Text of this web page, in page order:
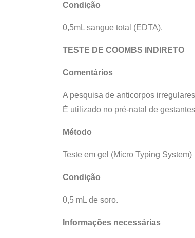
Condição
0,5mL sangue total (EDTA).
TESTE DE COOMBS INDIRETO
Comentários
A pesquisa de anticorpos
É utilizado no pré-natal de
Método
Teste em gel (Micro Typing System)
Condição
0,5 mL de soro.
Informações necessárias